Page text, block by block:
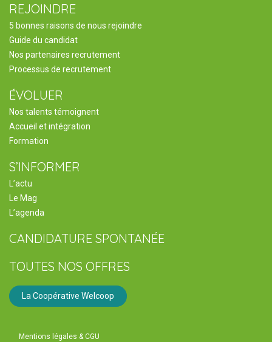
REJOINDRE
5 bonnes raisons de nous rejoindre
Guide du candidat
Nos partenaires recrutement
Processus de recrutement
ÉVOLUER
Nos talents témoignent
Accueil et intégration
Formation
S’INFORMER
L’actu
Le Mag
L’agenda
CANDIDATURE SPONTANÉE
TOUTES NOS OFFRES
La Coopérative Welcoop
Mentions légales & CGU